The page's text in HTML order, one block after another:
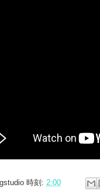
時刻: 2:00